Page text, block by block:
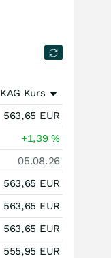
KAG Kurs
563,65 EUR
+1,39%
05.08.26
563,65 EUR
563,65 EUR
563,65 EUR
555,95 EUR